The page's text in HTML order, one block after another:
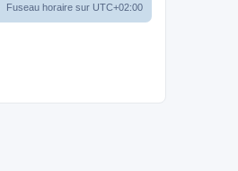
Fuseau horaire sur UTC+02:00